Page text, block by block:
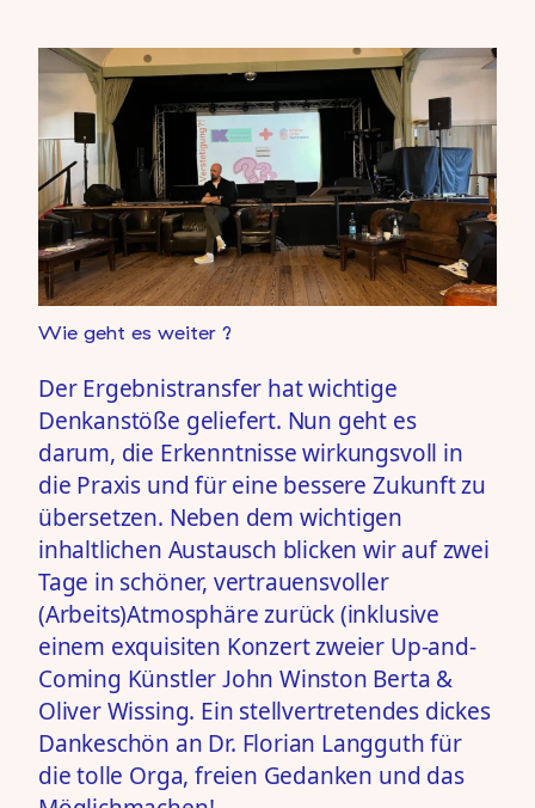
Wie geht es weiter ?
Der Ergebnistransfer hat wichtige
Denkanstöße geliefert. Nun geht es
darum, die Erkenntnisse wirkungsvoll in
die Praxis und für eine bessere Zukunft zu
übersetzen. Neben dem wichtigen
inhaltlichen Austausch blicken wir auf zwei
Tage in schöner, vertrauensvoller
(Arbeits)Atmosphäre zurück (inklusive
einem exquisiten Konzert zweier Up-and-
Coming Künstler John Winston Berta &
Oliver Wissing. Ein stellvertretendes dickes
Dankeschön an Dr. Florian Langguthfür
die tolle Orga, freien Gedanken und das